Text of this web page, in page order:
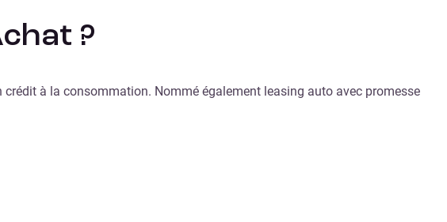
?
à la consommation. Nommé également leasing auto avec promesse